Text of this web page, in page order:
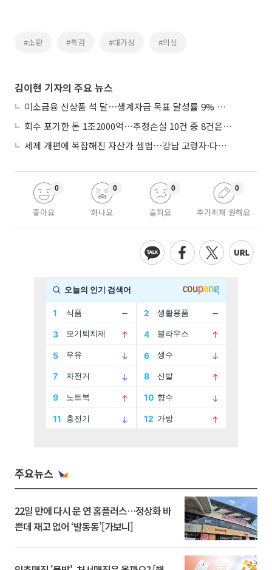
#소환 #특검 #대가성 #의심
김이현 기자의 주요 뉴스
미소금융 신상품 석 달⋯생계자금 목표 달성률 9% 그쳐
회수 포기한 돈 1조2000억⋯추정손실 10건 중 8건은 기업대출
세제 개편에 복잡해진 자산가 셈법⋯강남 고령자·다주택자 ‘자산재편 고심’
좋아요
0
화나요
0
슬퍼요
0
추가취재 원해요
0
주요뉴스
22일 만에 다시 문 연 홈플러스…정상화 바
쁜데 재고 없어 ‘발동동’[가보니]